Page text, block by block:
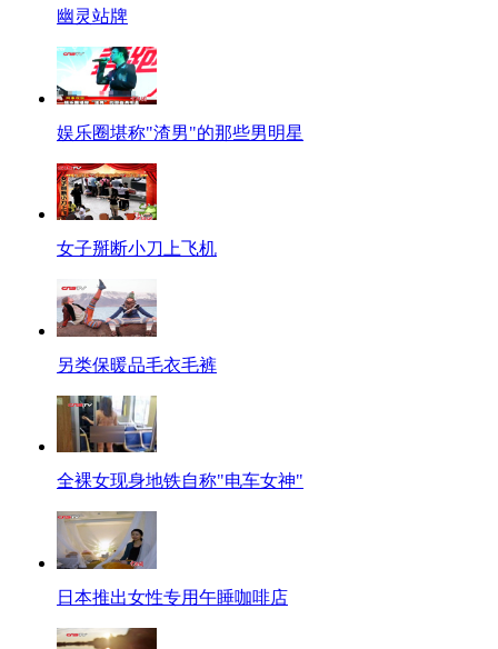
幽灵站牌
娱乐圈堪称"渣男"的那些男明星
女子掰断小刀上飞机
另类保暖品毛衣毛裤
全裸女现身地铁自称"电车女神"
日本推出女性专用午睡咖啡店